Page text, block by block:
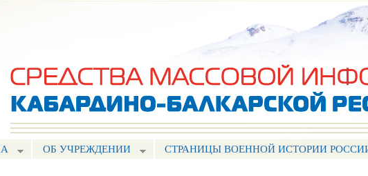
ОБ УЧРЕЖДЕНИИ СТРАНИЦЫ ВОЕННОЙ ИСТОРИИ